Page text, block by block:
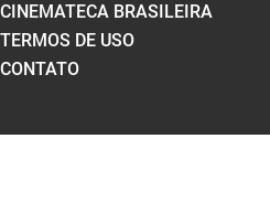
CINEMATECA BRASILEIRA
TERMOS DE USO
CONTATO